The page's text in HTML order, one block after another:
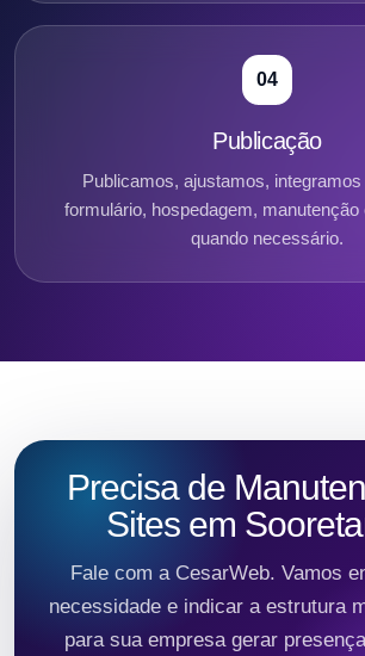
04
Publicação
Publicamos, ajustamos,
formulário, hospedagem, manutenção
quando necessário.
Precisa de
Sites em
Fale com a CesarWeb. Vamos
necessidade e indicar a estrutura
para sua empresa gerar